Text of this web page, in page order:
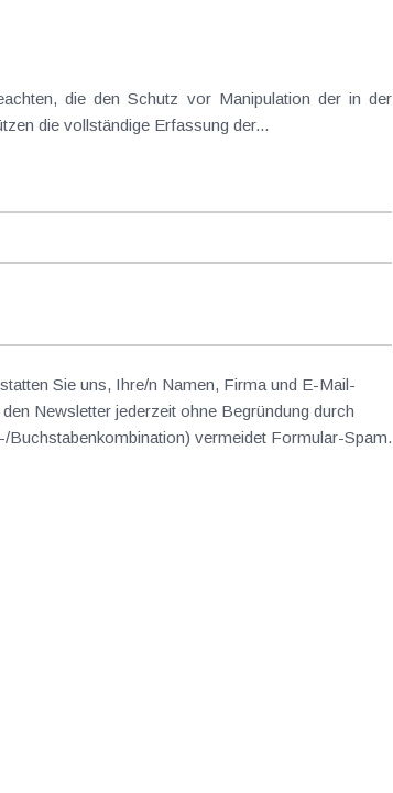
die den Schutz vor Manipulation der in der
die vollständige Erfassung der...
Sie uns, Ihre/n Namen, Firma und E-Mail-
Newsletter jederzeit ohne Begründung durch
Buchstabenkombination) vermeidet Formular-Spam.